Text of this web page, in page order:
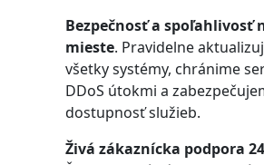
Bezpečnosť a spoľahlivosť
mieste. Pravidelne
všetky systémy, chránime
DDoS útokmi a
dostupnosť služieb.
Živá zákaznícka podpora